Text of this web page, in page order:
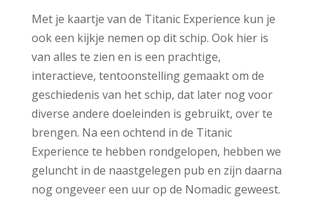
Met je kaartje van de Titanic Experience kun je
ook een kijkje nemen op dit schip. Ook hier is
van alles te zien en is een prachtige,
interactieve, tentoonstelling gemaakt om de
geschiedenis van het schip, dat later nog voor
diverse andere doeleinden is gebruikt, over te
brengen. Na een ochtend in de Titanic
Experience te hebben rondgelopen, hebben we
geluncht in de naastgelegen pub en zijn daarna
nog ongeveer een uur op de Nomadic geweest.